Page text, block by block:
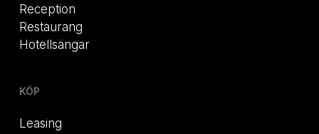
Reception
Restaurang
Hotellsängar
KÖP
Leasing